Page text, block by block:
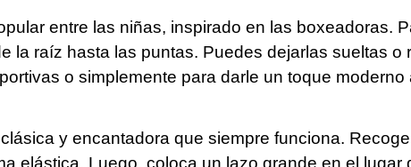
entre las niñas, inspirado en las boxeadoras.
la raíz hasta las puntas. Puedes dejarlas sueltas o
o simplemente para darle un toque moderno
y encantadora que siempre funciona.
elástica. Luego, coloca un lazo grande en el